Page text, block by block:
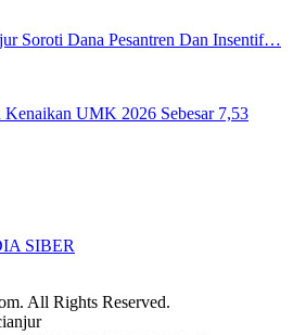
Soroti Dana Pesantren Dan Insentif…
UMK 2026 Sebesar 7,53
SIBER
All Rights Reserved.